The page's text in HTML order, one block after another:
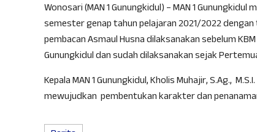
Wonosari (MAN 1 Gunungkidul) – MAN 1
semester genap tahun pelajaran 2021/2022
pembacan Asmaul Husna dilaksanakan sebelum
Gunungkidul dan sudah dilaksanakan sejak
Kepala MAN 1 Gunungkidul, Kholis Muhajir, S.Ag.,
mewujudkan pembentukan karakter dan